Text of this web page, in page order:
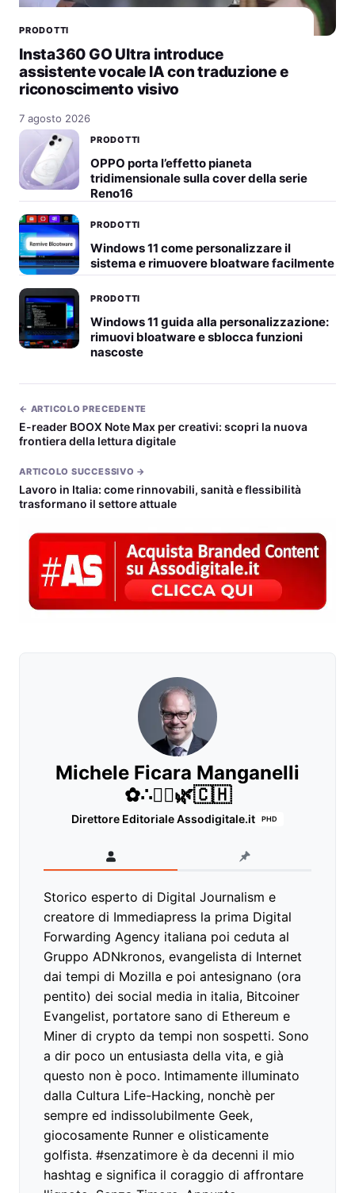
PRODOTTI
Insta360 GO Ultra introduce
assistente vocale IA con traduzione e
riconoscimento visivo
7 agosto 2026
PRODOTTI
OPPO porta l’effetto pianeta
tridimensionale sulla cover della serie
Reno16
PRODOTTI
Windows 11 come personalizzare il
sistema e rimuovere bloatware facilmente
PRODOTTI
Windows 11 guida alla personalizzazione:
rimuovi bloatware e sblocca funzioni
nascoste
← ARTICOLO PRECEDENTE
E-reader BOOX Note Max per creativi: scopri la nuova
frontiera della lettura digitale
ARTICOLO SUCCESSIVO →
Lavoro in Italia: come rinnovabili, sanità e flessibilità
trasformano il settore attuale
Michele Ficara Manganelli
✿∴♛🌿🇨🇭
Direttore Editoriale Assodigitale.it PHD
Storico esperto di Digital Journalism e
creatore di Immediapress la prima Digital
Forwarding Agency italiana poi ceduta al
Gruppo ADNkronos, evangelista di Internet
dai tempi di Mozilla e poi antesignano (ora
pentito) dei social media in italia, Bitcoiner
Evangelist, portatore sano di Ethereum e
Miner di crypto da tempi non sospetti. Sono
a dir poco un entusiasta della vita, e già
questo non è poco. Intimamente illuminato
dalla Cultura Life-Hacking, nonchè per
sempre ed indissolubilmente Geek,
giocosamente Runner e olisticamente
golfista. #senzatimore è da decenni il mio
hashtag e significa il coraggio di affrontare